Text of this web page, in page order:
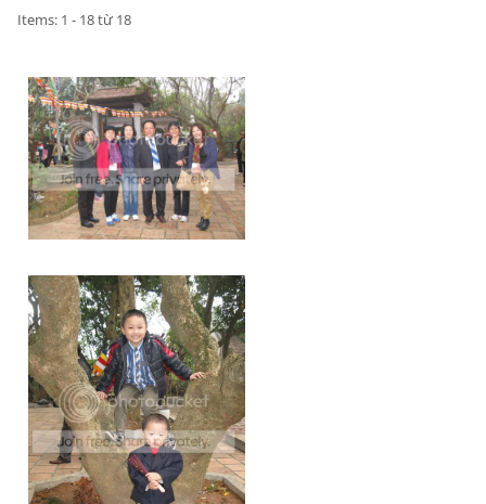
Items: 1 - 18 từ 18